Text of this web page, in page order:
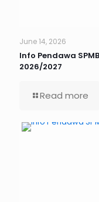
June 14, 2026
Info Pendawa
2026/2027
Read more